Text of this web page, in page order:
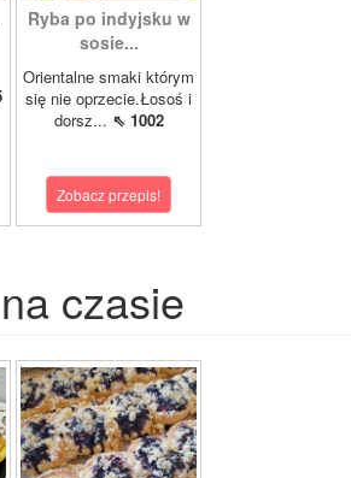
Ryba po indyjsku w
sosie...
Orientalne smaki którym
się nie oprzecie.Łosoś i
dorsz... ⇖ 1002
Zobacz przepis!
czasie